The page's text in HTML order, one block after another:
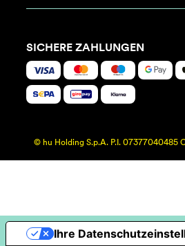
SICHERE ZAHLUNGEN
© hu Holding S.p.A. P.I. 07377040485
Ihre